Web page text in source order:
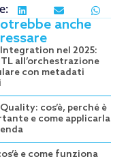
anche
nel 2025:
all’orchestrazione
con metadati
cos’è, perché è
e come applicarla
e come funziona